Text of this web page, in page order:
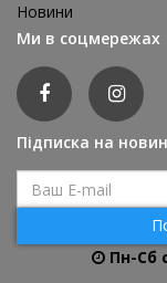
Новини
Ми в соцмережах
Підписка на
Пн-Сб